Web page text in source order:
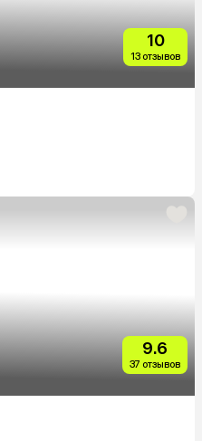
10
13 отзывов
9.6
37 отзывов